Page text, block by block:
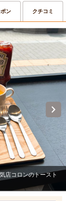
ン クチコミ
店コロンのトースト